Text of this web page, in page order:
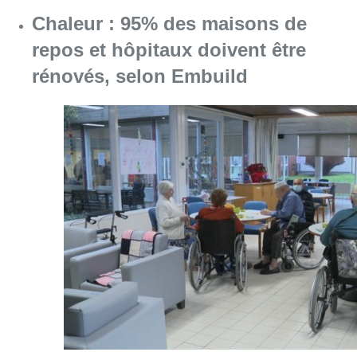
10 août 2026Consulter l'article "Chaleur : 95% des
La 718e plantation du Meyboom
célébrée sous les vivats à Bruxelles